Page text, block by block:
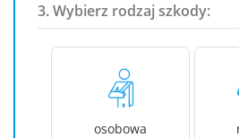
3. Wybierz rodzaj szkody:
osobowa